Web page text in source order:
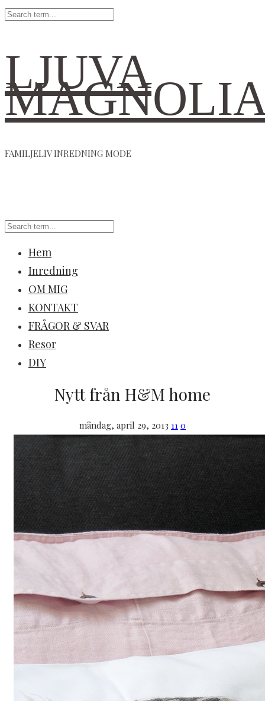
LJUVA
FAMILJELIV INREDNING MODE
Hem
Inredning
OM MIG
KONTAKT
FRÅGOR & SVAR
Resor
DIY
Nytt från H&M home
måndag, april 29, 2013 11 0